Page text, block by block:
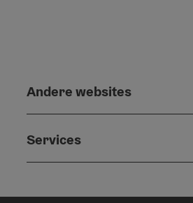
Andere websites
Services